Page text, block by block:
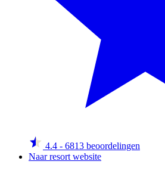
4.4 - 6813 beoordelingen
Naar resort website